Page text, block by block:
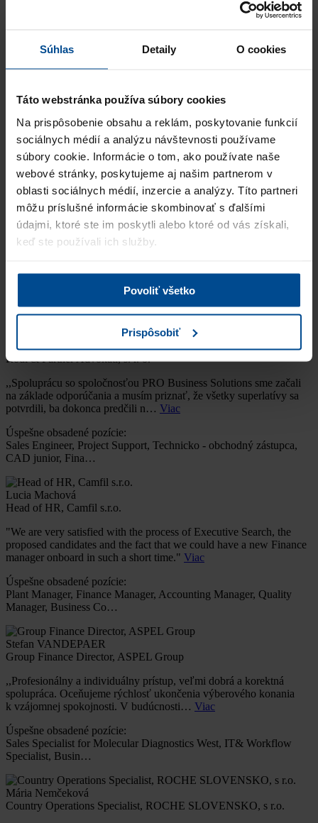
Súhlas Detaily O cookies
Táto webstránka používa súbory cookies
Na prispôsobenie obsahu a reklám, poskytovanie funkcií
sociálnych médií a analýzu návštevnosti používame
súbory cookie. Informácie o tom, ako používate naše
webové stránky, poskytujeme aj našim partnerom v
oblasti sociálnych médií, inzercie a analýzy. Títo partneri
môžu príslušné informácie skombinovať s ďalšími
údajmi, ktoré ste im poskytli alebo ktoré od vás získali,
keď ste používali ich služby.
Povoliť všetko
Prispôsobiť
Laura Žlebeková
a vážíme si jejich profesionálního přístupu. Oceňujeme zejména
Úspešne obsadené pozície:
Senior Advokát, Advokát (obchodné právo, fúzie a akvizície),
Asistent/ka pr…
Ing. Daniel Soukup
HR ředitel, HAVEL & PARTNERS s.r.o.
,,Spolupráca s pani Harvaníkovou zo spoločnosti PRO Business
Solutions nám pomohla pri obsadení riadiacej pozície s veľmi
Úspešne obsadené pozície:
Konateľ spoločnosti - audítor, Asistent/ka audítora, Mzdová
účtovníčka pre exter…
JUDr. MAROŠ TÓTH, MBA
Rödl & Partner Advokáti, s. r. o.
,,Spoluprácu so spoločnosťou PRO Business Solutions sme začali
na základe odporúčania a musím priznať, že všetky superlatívy sa
potvrdili, ba dokonca predčili n… Viac
Úspešne obsadené pozície:
Sales Engineer, Project Support, Technicko - obchodný zástupca,
CAD junior, Fina…
Lucia Machová
Head of HR, Camfil s.r.o.
"We are very satisfied with the process of Executive Search, the
proposed candidates and the fact that we could have a new Finance
manager onboard in such a short time." Viac
Úspešne obsadené pozície:
Plant Manager, Finance Manager, Accounting Manager, Quality
Manager, Business Co…
Stefan VANDEPAER
Group Finance Director, ASPEL Group
,,Profesionálny a individuálny prístup, veľmi dobrá a korektná
spolupráca. Oceňujeme rýchlosť ukončenia výberového konania
k vzájomnej spokojnosti. V budúcnosti… Viac
Úspešne obsadené pozície:
Sales Specialist for Molecular Diagnostics West, IT& Workflow
Specialist, Busin…
Mária Nemčeková
Country Operations Specialist, ROCHE SLOVENSKO, s r.o.